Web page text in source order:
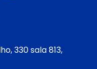
330 sala 813,